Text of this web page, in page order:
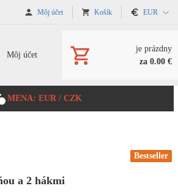
Môj účet Košík EUR
Môj účet
je prázdny
za 0.00 €
MENA: EUR / CZK
Bestseller
a 2 hákmi